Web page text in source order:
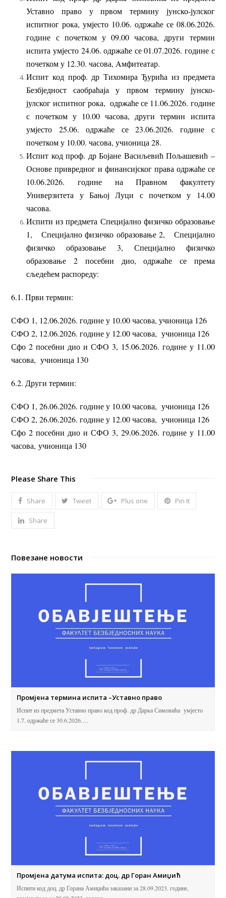
Уставно право у првом термину јунско-јулског
испитног рока, умјесто 10.06. одржаће се 08.06.2026.
године с почетком у 09.00 часова, други термин
испита умјесто 24.06. одржаће се 01.07.2026. године с
почетком у 12.30. часова, Aмфитеатар.
Испит код проф. др Тихомира Ђурића из предмета
Безбједност саобраћаја у првом термину јунско-
јулског испитног рока, одржаће се 11.06.2026. године
с почетком у 10.00 часова, други термин испита
умјесто 25.06. одржаће се 23.06.2026. године с
почетком у 10.00. часова, учионица 28.
Испит код проф. др Бојане Васиљевић Пољашевић –
Основе привредног и финансијског права одржаће се
10.06.2026. године на Правном факултету
Универзитета у Бањој Луци с почетком у 14.00
часова.
Испити из предмета Специјално физичко образовање
1, Специјално физичко образовање 2, Специјално
физичко образовање 3, Специјално физичко
образовање 2 посебни дио, одржаће се према
сљедећем распореду:
6.1. Први термин:
СФО 1, 12.06.2026. године у 10.00 часова, учионица 126
СФО 2, 12.06.2026. године у 12.00 часова, учионица 126
Сфо 2 посебни дио и СФО 3, 15.06.2026. године у 11.00
часова, учионица 130
6.2. Други термин:
СФО 1, 26.06.2026. године у 10.00 часова, учионица 126
СФО 2, 26.06.2026. године у 12.00 часова, учионица 126
Сфо 2 посебни дио и СФО 3, 29.06.2026. године у 11.00
часова,учионица 130
Please Share This
Share Tweet Plus one Pin It
Share
Повезане новости
Промјена термина испита –Уставно право
Испит из предмета Уставно право код проф. др Дарка Симовића умјесто
1.7. одржаће се 30.6.2026.…
Промјена датума испита: доц. др Горан Амиџић
Испити код доц. др Горана Амиџића заказани за 28.09.2023. године,